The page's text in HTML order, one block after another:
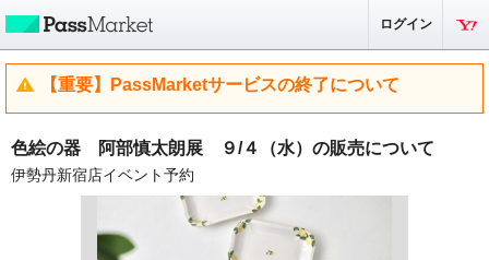
ログイン
【重要】PassMarketサービスの終了について
色絵の器 阿部慎太朗展 ９/４（水）の販売について
伊勢丹新宿店イベント予約